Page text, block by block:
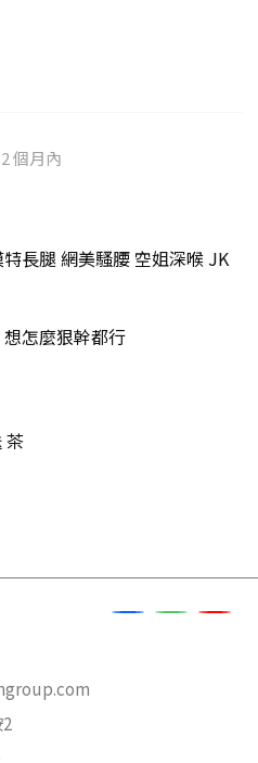
2 個月內
長腿 網美騷腰 空姐深喉 JK
怎麼狠幹都行
茶